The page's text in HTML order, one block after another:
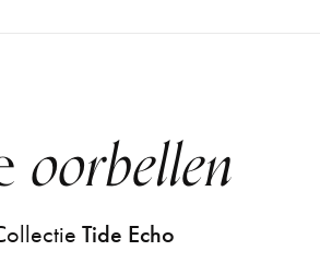
oorbellen
Tide Echo